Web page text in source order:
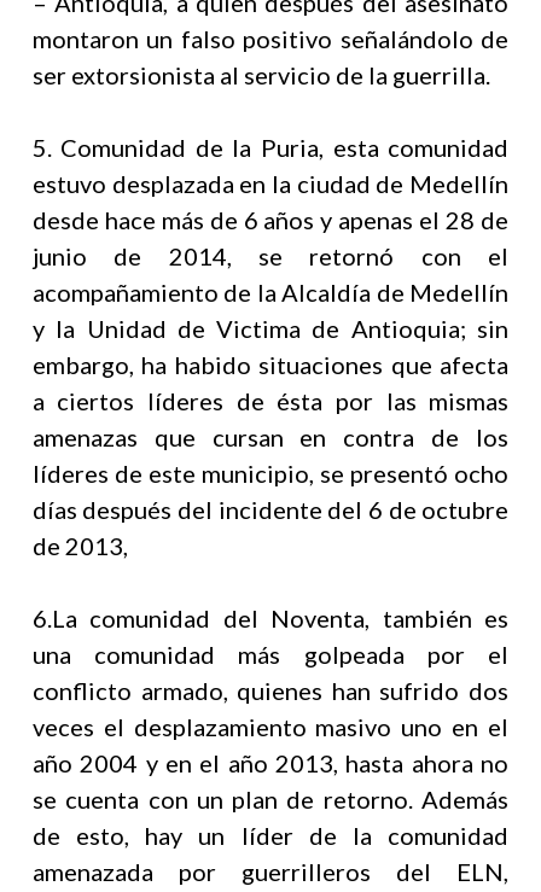
montaron un falso positivo señalándolo de
ser extorsionista al servicio de la guerrilla.
5. Comunidad de la Puria, esta comunidad
estuvo desplazada en la ciudad de Medellín
desde hace más de 6 años y apenas el 28 de
junio de 2014, se retornó con el
acompañamiento de la Alcaldía de Medellín
y la Unidad de Victima de Antioquia; sin
embargo, ha habido situaciones que afecta
a ciertos líderes de ésta por las mismas
amenazas que cursan en contra de los
líderes de este municipio, se presentó ocho
días después del incidente del 6 de octubre
de 2013,
6.La comunidad del Noventa, también es
una comunidad más golpeada por el
conflicto armado, quienes han sufrido dos
veces el desplazamiento masivo uno en el
año 2004 y en el año 2013, hasta ahora no
se cuenta con un plan de retorno. Además
de esto, hay un líder de la comunidad
amenazada por guerrilleros del ELN,